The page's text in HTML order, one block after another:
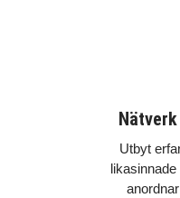
Utbyt